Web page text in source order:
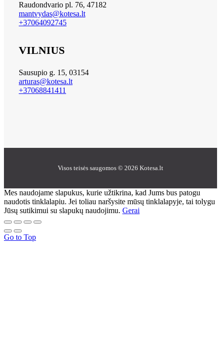
Raudondvario pl. 76, 47182
mantvydas@kotesa.lt
+37064092745
VILNIUS
Sausupio g. 15, 03154
arturas@kotesa.lt
+37068841411
Visos teisės saugomos © 2026 Kotesa.lt
Mes naudojame slapukus, kurie užtikrina, kad Jums bus patogu
naudotis tinklalapiu. Jei toliau naršysite mūsų tinklalapyje, tai tolygu
Jūsų sutikimui su slapukų naudojimu. Gerai
Go to Top